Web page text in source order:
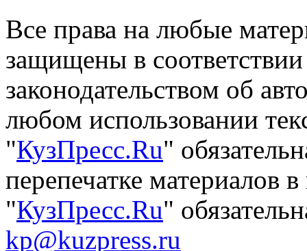
Все права на любые
защищены в
законодательством об
любом использовании
"КузПресс.Ru"
перепечатке материалов
"КузПресс.Ru"
kp@kuzpress.ru